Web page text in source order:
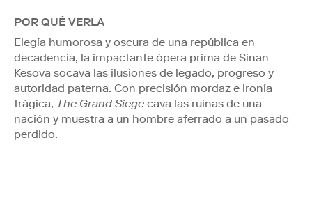
POR QUÉ VERLA
Elegía humorosa y oscura de una república en
decadencia, la impactante ópera prima de Sinan
Kesova socava las ilusiones de legado, progreso y
autoridad paterna. Con precisión mordaz e ironía
trágica, The Grand Siege cava las ruinas de una
nación y muestra a un hombre aferrado a un pasado
perdido.